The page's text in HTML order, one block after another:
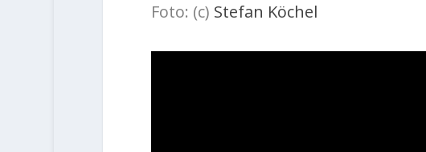
Foto: (c) Stefan Köchel